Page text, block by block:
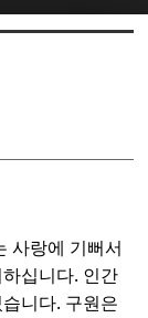
사랑에 기뻐서
십니다. 인간
니다. 구원은